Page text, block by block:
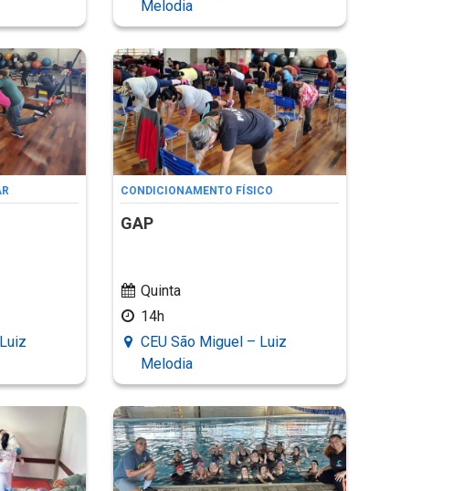
Melodia
CONDICIONAMENTO FÍSICO
GAP
Quinta
14h
CEU São Miguel – Luiz
Melodia